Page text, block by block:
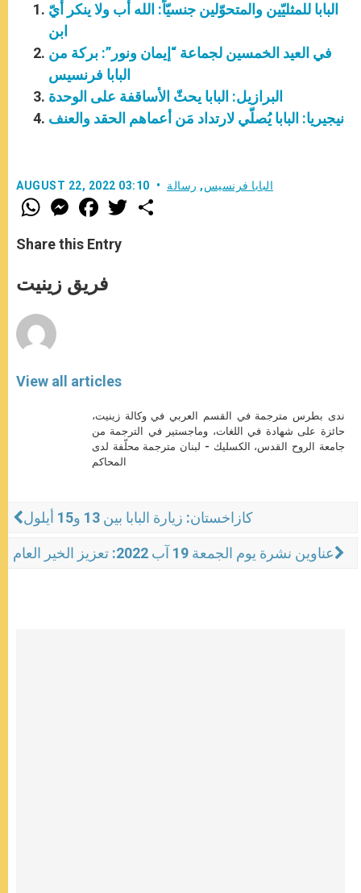
البابا للمثليّين والمتحوّلين جنسيّاً: الله أب ولا ينكر أيّ
ابن
في العيد الخمسين لجماعة “إيمان ونور”: بركة من
البابا فرنسيس
البرازيل: البابا يحثّ الأساقفة على الوحدة
نيجيريا: البابا يُصلّي لارتداد مَن أعماهم الحقد والعنف
AUGUST 22, 2022 03:10 البابا فرنسيس, رسالة
W
h
t
s
p
p
M
e
s
e
g
e
F
a
e
b
o
k
T
w
Share this Entry
فريق زينيت
View all articles
ندى بطرس مترجمة في القسم العربي في وكالة زينيت،
حائزة على شهادة في اللغات، وماجستير في الترجمة من
جامعة الروح القدس، الكسليك - لبنان مترجمة محلّفة لدى
المحاكم
كازاخستان: زيارة البابا بين 13 و15 أيلول
عناوين نشرة يوم الجمعة 19 آب 2022: تعزيز الخير العام